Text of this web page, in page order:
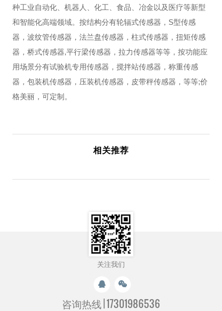
种工业自动化、机器人、化工、食品、冶金以及医疗等新型
和智能化高端领域。按结构分有轮辐式传感器，S型传感
器，波纹管传感器，法兰盘传感器，柱式传感器，扭矩传感
器，桥式传感器,平行梁传感器，拉力传感器等等，按功能应
用场景分有试验机专用传感器，搅拌站传感器，称重传感
器，包装机传感器，压装机传感器，皮带秤传感器，等等;价
格美丽，可定制。
相关推荐
关注我们
咨询热线 |17301986536